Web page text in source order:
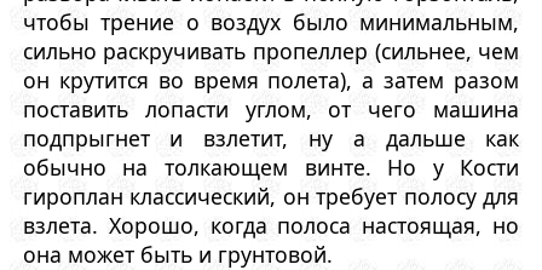
чтобы трение о воздух было минимальным,
сильно раскручивать пропеллер (сильнее, чем
он крутится во время полета), а затем разом
поставить лопасти углом, от чего машина
подпрыгнет и взлетит, ну а дальше как
обычно на толкающем винте. Но у Кости
гироплан классический, он требует полосу для
взлета. Хорошо, когда полоса настоящая, но
она может быть и грунтовой.